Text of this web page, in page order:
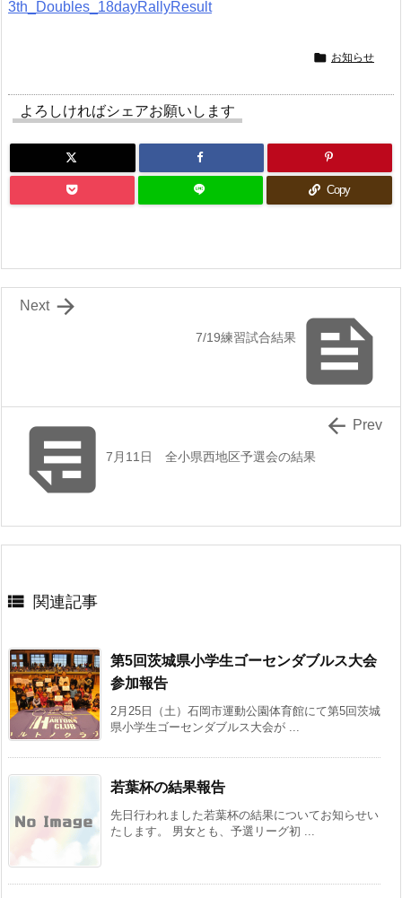
3th_Doubles_18dayRallyResult
 お知らせ
よろしければシェアお願いします
Copy

7/19練習試合結果

Next
7月11日 全小県西地区予選会の結果
 Prev
 関連記事
第5回茨城県小学生ゴーセンダブルス大会
参加報告
2月25日（土）石岡市運動公園体育館にて第5回茨城
県小学生ゴーセンダブルス大会が ...
若葉杯の結果報告
先日行われました若葉杯の結果についてお知らせい
たします。 男女とも、予選リーグ初 ...